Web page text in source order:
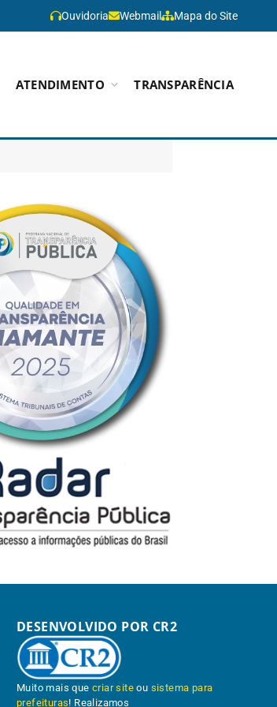
Ouvidoria Webmail Mapa do Site
ATENDIMENTO TRANSPARÊNCIA
DESENVOLVIDO POR CR2
Muito mais quecriar site ou sistema para
prefeituras! Realizamos